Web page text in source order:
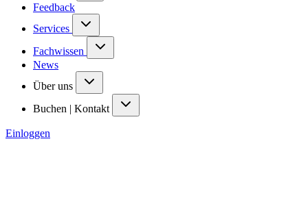
Feedback
Services
Fachwissen
News
Über uns
Buchen | Kontakt
Einloggen